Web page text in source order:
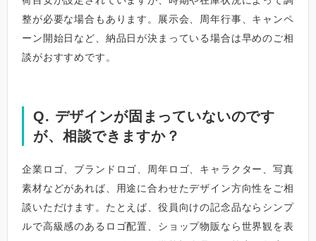
整が必要な場合もあります。展示会、周年行事、キャンペ
ーン開始日など、納品日が決まっている場合は早めのご相
談がおすすめです。
Q. デザインが固まっていないのです
が、相談できますか？
企業ロゴ、ブランドロゴ、周年ロゴ、キャラクター、写真
素材などがあれば、用途に合わせたデザイン方向性をご相
談いただけます。たとえば、役員向けの記念品ならシンプ
ルで高級感のあるロゴ配置、ショップ物販なら世界観を表